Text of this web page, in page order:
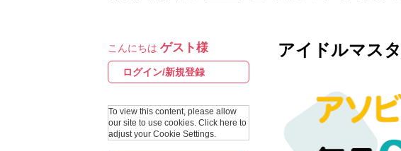
CD / Blu-ray
プロジェクトアイマス ヴイアライヴ
テイルズ オブ シリーズ
スサノオマジック
ドラゴンボール
こんにちは ゲスト様
ログイン/新規登録
To view this content, please allow
our site to use cookies. Click here to
adjust your Cookie Settings.
アイドルマス